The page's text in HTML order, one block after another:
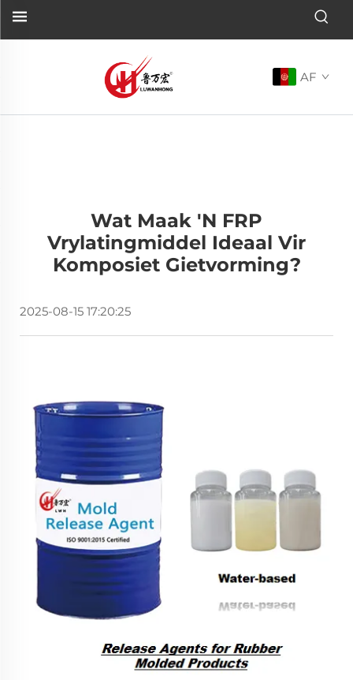
AF
Wat Maak 'n FRP
Vrylatingmiddel Ideaal Vir
Komposiet Gietvorming?
2025-08-15 17:20:25